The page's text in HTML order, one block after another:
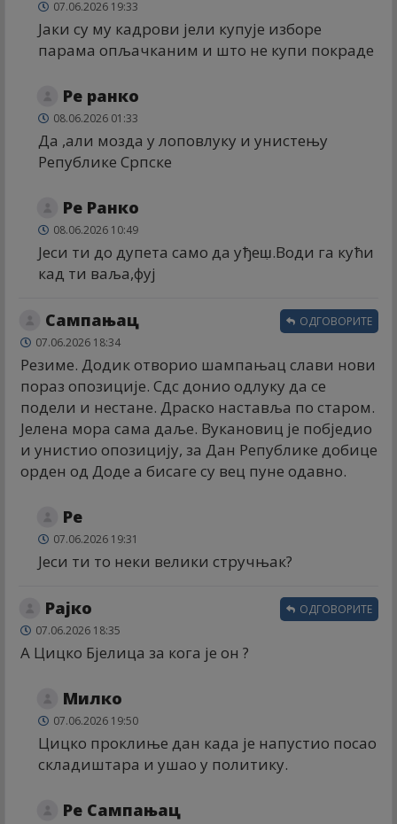
07.06.2026 19:33
Јаки су му кадрови јели купује изборе
парама опљачканим и што не купи покраде
Ре ранко
08.06.2026 01:33
Да ,али мозда у лоповлуку и унистењу
Републике Српске
Ре Ранко
08.06.2026 10:49
Јеси ти до дупета само да уђеш̣.Води га кући
кад ти ваља,фуј
Сампањац
07.06.2026 18:34
Резиме. Додик отворио шампањац слави нови
пораз опозиције. Сдс донио одлуку да се
подели и нестане. Драско наставља по старом.
Јелена мора сама даље. Вукановиц је побједио
и унистио опозицију, за Дан Републике добице
орден од Доде а бисаге су вец пуне одавно.
ОДГОВОРИТЕ
Ре
07.06.2026 19:31
Јеси ти то неки велики стручњак?
Рајко
07.06.2026 18:35
А Цицко Бјелица за кога је он ?
ОДГОВОРИТЕ
Милко
07.06.2026 19:50
Цицко проклиње дан када је напустио посао
складиштара и ушао у политику.
Ре Сампањац